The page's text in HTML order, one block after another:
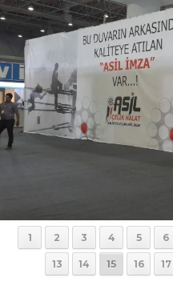
1 2 3 4 5 6
13 14 15 16 17